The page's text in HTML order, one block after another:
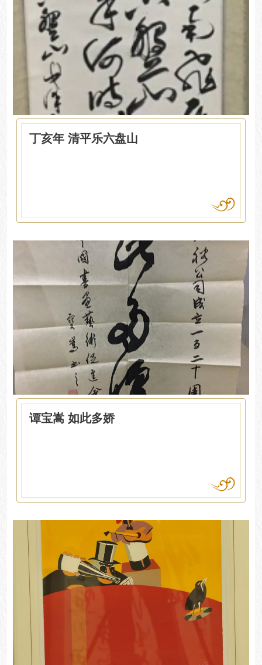
丁亥年 清平乐六盘山
谭宝嵩 如此多娇